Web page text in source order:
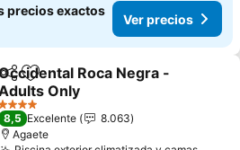
precios exactos
Ver precios
CompartirAgregar a favoritos
Roca Negra -
Only
4 Estrellas
8,5 Excelente
8.063
Agaete